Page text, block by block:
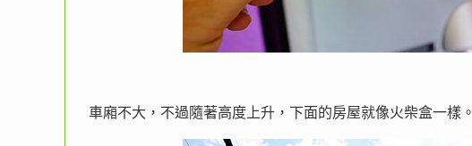
車廂不大，不過隨著高度上升，下面的房屋就像火柴盒一樣。